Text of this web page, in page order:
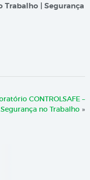
Trabalho | Segurança
CONTROLSAFE –
Segurança no Trabalho »